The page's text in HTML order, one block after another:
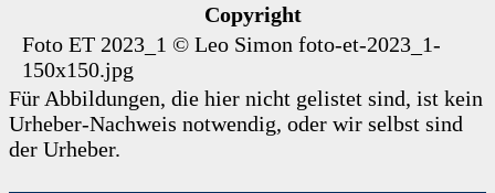
Copyright
Foto ET 2023_1 © Leo Simon foto-et-2023_1-
150x150.jpg
Für Abbildungen, die hier nicht gelistet sind, ist kein
Urheber-Nachweis notwendig, oder wir selbst sind
der Urheber.